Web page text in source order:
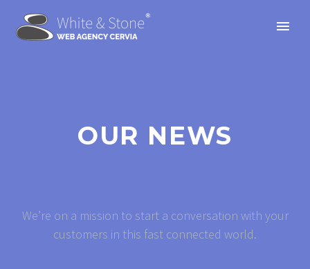
OUR NEWS
We’re on a mission to start a conversation with your
customers in this fast connected world.